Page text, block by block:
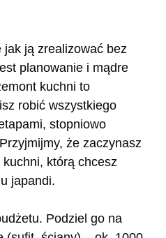
ją zrealizować bez
planowanie i mądre
kuchni to
robić wszystkiego
stopniowo
że zaczynasz
którą chcesz
japandi.
Podziel go na